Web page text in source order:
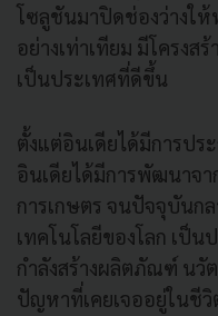
โซลูชันมาปิดช่องว่างให้
อย่างเท่าเทียม มีโครง
เป็นประเทศที่ดีขึ้น
ตั้งแต่อินเดียได้มีการปร
อินเดียได้มีการพัฒนาจ
การเกษตร จนปัจจุบันก
เทคโนโลยีของโลก เป็
กำลังสร้างผลิตภัณฑ์ นวั
ปัญหาที่เคยเจออยู่ในชี